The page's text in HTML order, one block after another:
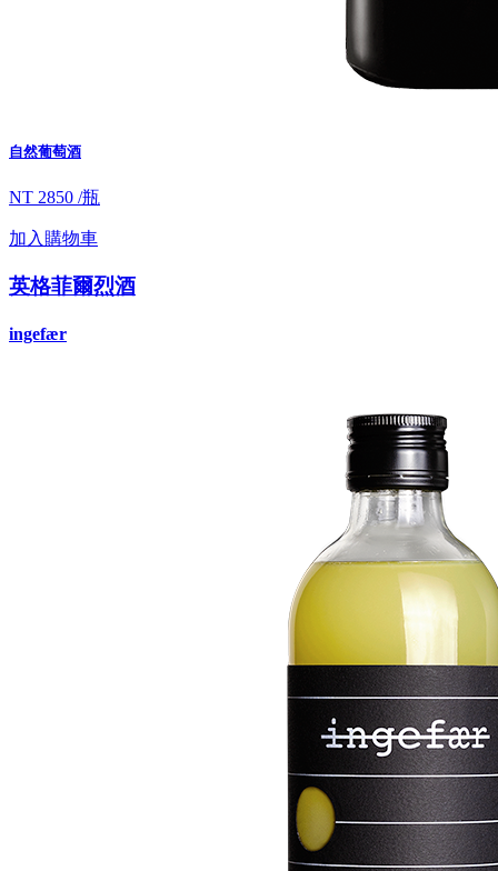
自然葡萄酒
NT 2850 /瓶
加入購物車
英格菲爾烈酒
ingefær